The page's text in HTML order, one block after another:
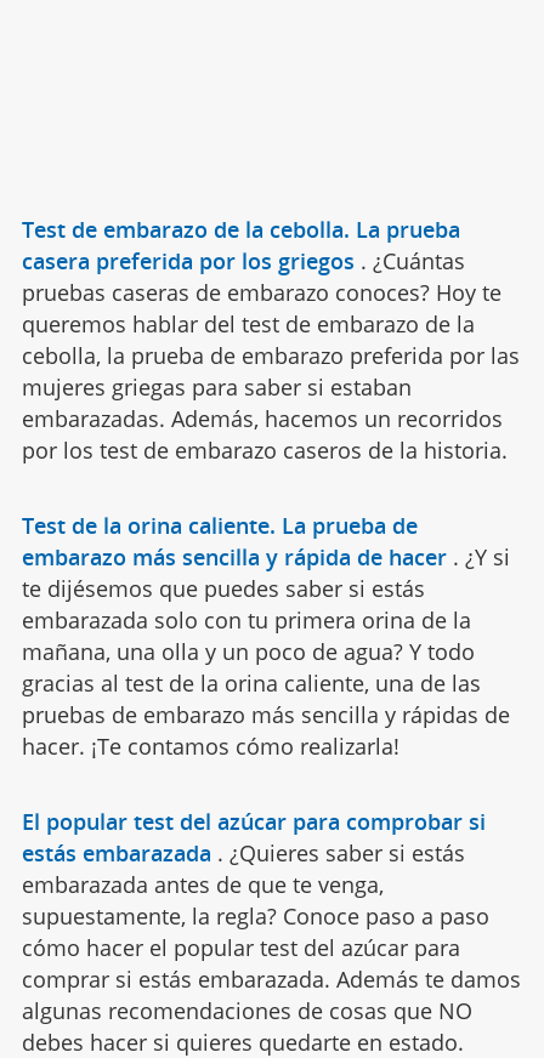
Test de embarazo de la cebolla. La prueba
casera preferida por los griegos . ¿Cuántas
pruebas caseras de embarazo conoces? Hoy te
queremos hablar del test de embarazo de la
cebolla, la prueba de embarazo preferida por las
mujeres griegas para saber si estaban
embarazadas. Además, hacemos un recorridos
por los test de embarazo caseros de la historia.
Test de la orina caliente. La prueba de
embarazo más sencilla y rápida de hacer . ¿Y si
te dijésemos que puedes saber si estás
embarazada solo con tu primera orina de la
mañana, una olla y un poco de agua? Y todo
gracias al test de la orina caliente, una de las
pruebas de embarazo más sencilla y rápidas de
hacer. ¡Te contamos cómo realizarla!
El popular test del azúcar para comprobar si
estás embarazada . ¿Quieres saber si estás
embarazada antes de que te venga,
supuestamente, la regla? Conoce paso a paso
cómo hacer el popular test del azúcar para
comprar si estás embarazada. Además te damos
algunas recomendaciones de cosas que NO
debes hacer si quieres quedarte en estado.